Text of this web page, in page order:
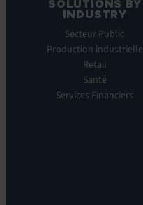
Monitoring:
Observe
Automations:
Orchestrate
SOLUTIONS BY
INDUSTRY
Secteur Public
Production industrielle
Retail
Santé
Services Financiers